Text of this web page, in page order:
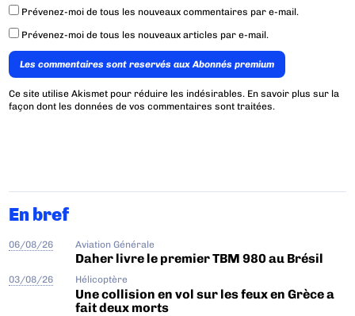
Prévenez-moi de tous les nouveaux commentaires par e-mail.
Prévenez-moi de tous les nouveaux articles par e-mail.
Les commentaires sont reservés aux Abonnés premium
Ce site utilise Akismet pour réduire les indésirables. En savoir plus sur la
façon dont les données de vos commentaires sont traitées.
En bref
06/08/26 Aviation Générale
Daher livre le premier TBM 980 au Brésil
03/08/26 Hélicoptère
Une collision en vol sur les feux en Grèce a
fait deux morts